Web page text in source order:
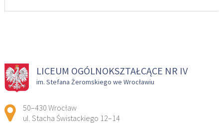
LICEUM OGÓLNOKSZTAŁCĄCE NR IV
im. Stefana Żeromskiego we Wrocławiu
Adres pocztowy:
50–430 Wrocław
ul. Stacha Świstackiego 12–14